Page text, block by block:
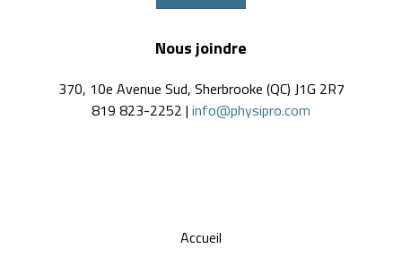
Nous joindre
370, 10e Avenue Sud, Sherbrooke (QC) J1G 2R7
819 823-2252 | info@physipro.com
Accueil